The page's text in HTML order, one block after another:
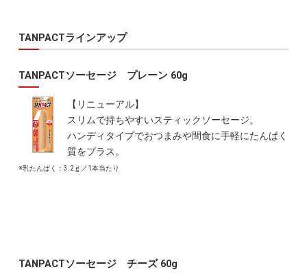
TANPACTラインアップ
TANPACTソーセージ プレーン 60g
【リニューアル】
スリムで持ちやすいスティックソーセージ。
ハンディタイプでおつまみや間食に手軽にたんぱく
質をプラス。
※乳たんぱく：3.2ｇ／1本当たり
TANPACTソーセージ チーズ 60g